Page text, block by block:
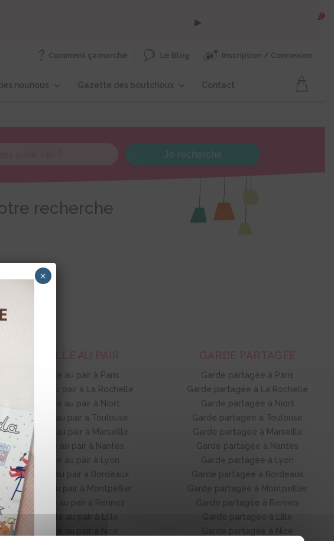
▶
Comment ça marche Le Blog Inscription / Connexion
nounous Gazette des boutchoux Contact
Je recherche
recherche
FILLE AU PAIR
Fille au pair à Paris
Fille au pair à La Rochelle
Fille au pair à Niort
Fille au pair à Toulouse
Fille au pair à Marseille
Fille au pair à Nantes
Fille au pair à Lyon
Fille au pair à Bordeaux
Fille au pair à Montpellier
Fille au pair à Rennes
Fille au pair à Lille
GARDE PARTAGÉE
Garde partagée à Paris
Garde partagée à La Rochelle
Garde partagée à Niort
Garde partagée à Toulouse
Garde partagée à Marseille
Garde partagée à Nantes
Garde partagée à Lyon
Garde partagée à Bordeaux
Garde partagée à Montpellier
Garde partagée à Rennes
Garde partagée à Lille
Garde partagée à Nice
×